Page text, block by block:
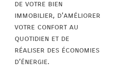
de votre bien
immobilier, d’améliorer
votre confort au
quotidien et de
réaliser des économies
d’énergie.